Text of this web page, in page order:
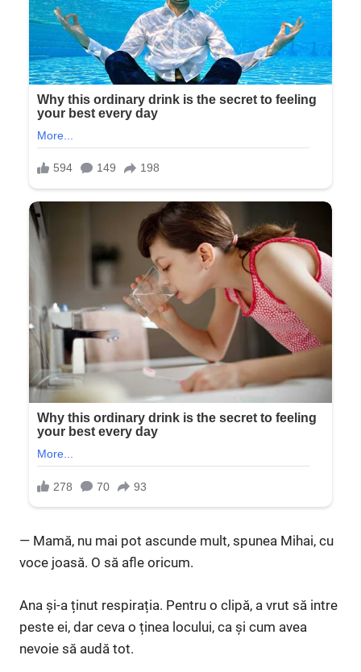
— Mamă, nu mai pot ascunde mult, spunea Mihai, cu
voce joasă. O să afle oricum.
Ana și-a ținut respirația. Pentru o clipă, a vrut să intre
peste ei, dar ceva o ținea locului, ca și cum avea
nevoie să audă tot.